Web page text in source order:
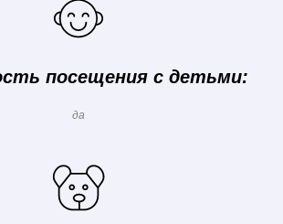
посещения с детьми:
да